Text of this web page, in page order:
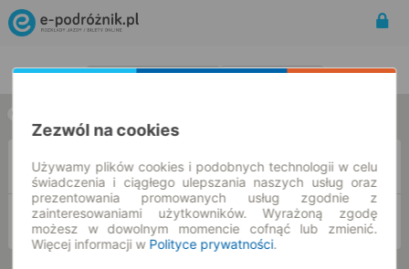
Z
DO
Zezwól na cookies
Używamy plików cookies i podobnych technologii w celu
świadczenia i ciągłego ulepszania naszych usług oraz
prezentowania promowanych usług zgodnie z
zainteresowaniami użytkowników. Wyrażoną zgodę
możesz w dowolnym momencie cofnąć lub zmienić.
Więcej informacji w Polityce prywatności.